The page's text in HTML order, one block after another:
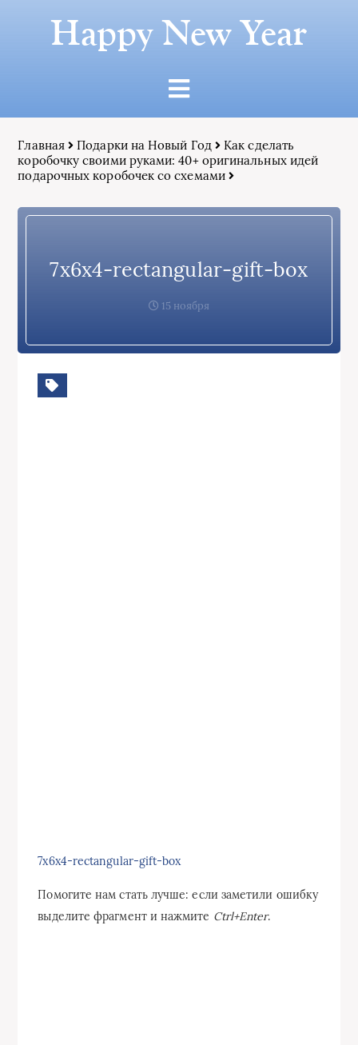
Happy New Year
Главная Подарки на Новый Год
Как сделать
коробочку своими руками: 40+ оригинальных идей
подарочных коробочек со схемами
7x6x4-rectangular-gift-box
15 ноября
7x6x4-rectangular-gift-box
Помогите нам стать лучше: если заметили ошибку
выделите фрагмент и нажмите Ctrl+Enter.